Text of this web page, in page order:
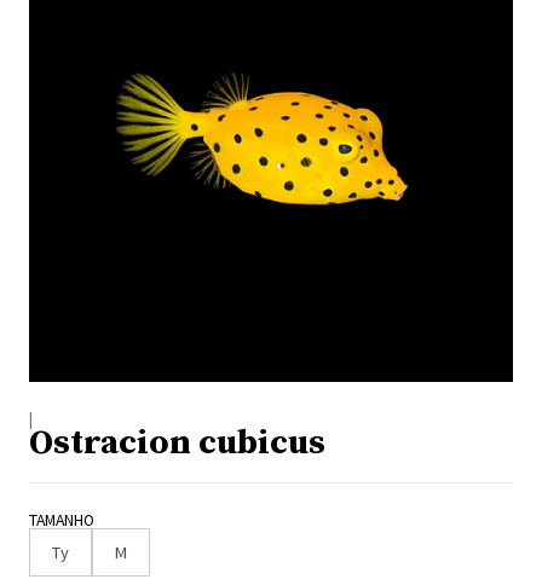
|
Ostracion cubicus
TAMANHO
Ty M